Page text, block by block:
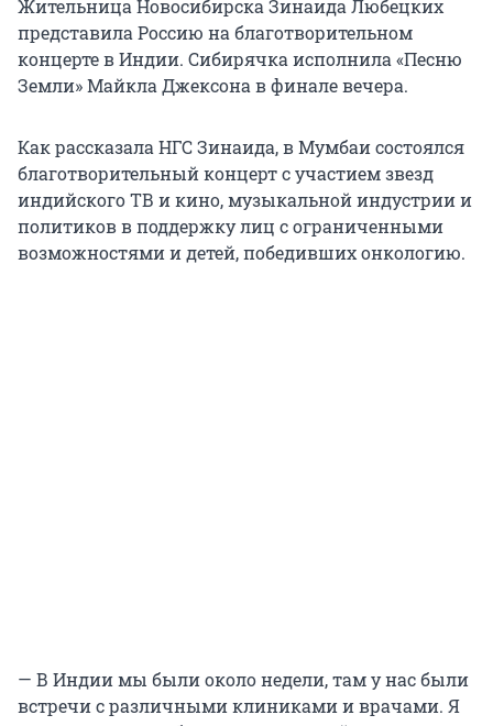
Жительница Новосибирска Зинаида Любецких
представила Россию на благотворительном
концерте в Индии. Сибирячка исполнила «Песню
Земли» Майкла Джексона в финале вечера.
Как рассказала НГС Зинаида, в Мумбаи состоялся
благотворительный концерт с участием звезд
индийского ТВ и кино, музыкальной индустрии и
политиков в поддержку лиц с ограниченными
возможностями и детей, победивших онкологию.
— В Индии мы были около недели, там у нас были
встречи с различными клиниками и врачами. Я